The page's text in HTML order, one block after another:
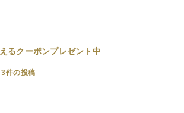
るクーポンプレゼント中
3件の投稿